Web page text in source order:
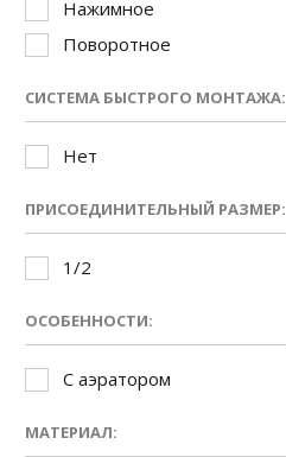
Нажимное
Поворотное
СИСТЕМА БЫСТРОГО МОНТАЖА:
Нет
ПРИСОЕДИНИТЕЛЬНЫЙ РАЗМЕР:
1/2
ОСОБЕННОСТИ:
С аэратором
МАТЕРИАЛ: